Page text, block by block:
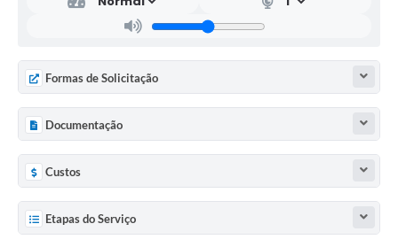
Formas de Solicitação
Documentação
Custos
Etapas do Serviço